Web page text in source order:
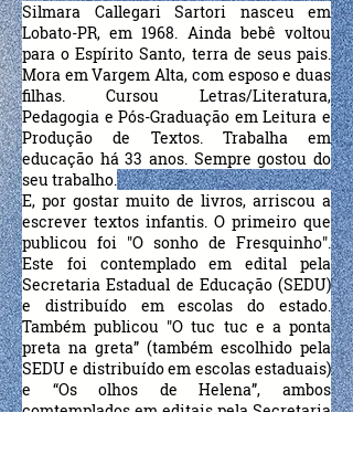
Silmara Callegari Sartori nasceu em
Lobato-PR, em 1968. Ainda bebê voltou
para o Espírito Santo, terra de seus pais.
Mora em Vargem Alta, com esposo e duas
filhas. Cursou Letras/Literatura,
Pedagogia e Pós-Graduação em Leitura e
Produção de Textos. Trabalha em
educação há 33 anos. Sempre gostou do
seu trabalho.
E, por gostar muito de livros, arriscou a
escrever textos infantis. O primeiro que
publicou foi "O sonho de Fresquinho".
Este foi contemplado em edital pela
Secretaria Estadual de Educação (SEDU)
e distribuído em escolas do estado.
Também publicou "O tuc tuc e a ponta
preta na greta” (também escolhido pela
SEDU e distribuído em escolas estaduais)
e “Os olhos de Helena”, ambos
comtemplados em editais pela Secretaria